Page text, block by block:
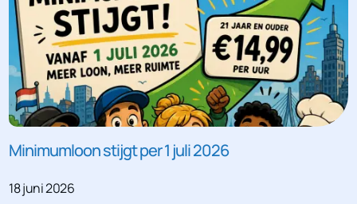
Minimumloon stijgt per 1 juli 2026
18 juni 2026